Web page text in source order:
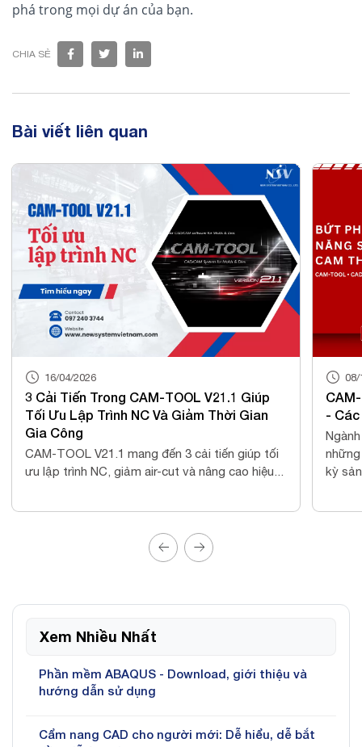
phá trong mọi dự án của bạn.
CHIA SẺ
Bài viết liên quan
tối
hiệu...
CAM-TOOL / CADmeister / Excess Hybrid
- Các phần mềm phục vụ mảng gia công
những yêu cầu khắt khe hơn bao giờ hết: chu
kỳ sản...
Xem Nhiều Nhất
Phần mềm ABAQUS - Download, giới thiệu và
hướng dẫn sử dụng
Cẩm nang CAD cho người mới: Dễ hiểu, dễ bắt